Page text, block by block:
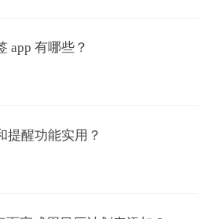
app 有哪些？
提醒功能实用？